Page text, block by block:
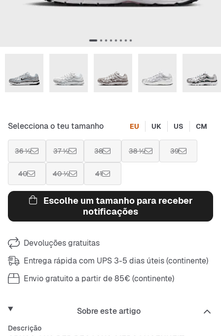
Selecciona o teu tamanho EU UK US CM
36 ½ 37 ½ 38 38 ½ 39
40 40 ½ 41
Escolhe um tamanho para receber
notificações
Devoluções gratuitas
Entrega rápida com UPS 3-5 dias úteis (continente)
Envio gratuito a partir de 85€ (continente)
Sobre este artigo
Descrição